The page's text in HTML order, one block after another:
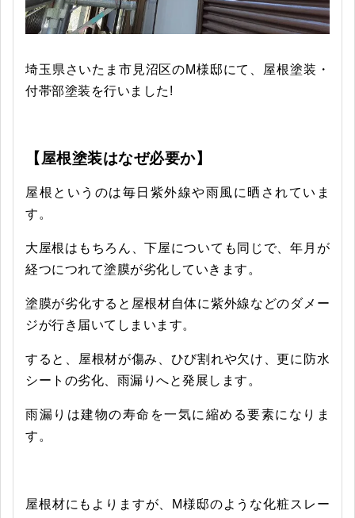
埼玉県さいたま市見沼区のM様邸にて、屋根塗装・
付帯部塗装を行いました!
【屋根塗装はなぜ必要か】
屋根というのは毎日紫外線や雨風に晒されていま
す。
大屋根はもちろん、下屋についても同じで、年月が
経つにつれて塗膜が劣化していきます。
塗膜が劣化すると屋根材自体に紫外線などのダメー
ジが行き届いてしまいます。
すると、屋根材が傷み、ひび割れや欠け、更に防水
シートの劣化、雨漏りへと発展します。
雨漏りは建物の寿命を一気に縮める要素になりま
す。
屋根材にもよりますが、M様邸のような化粧スレー